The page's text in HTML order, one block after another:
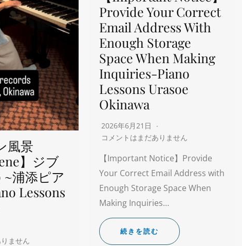
風景
】ジブ
~浦添ピア
Lessons
ません
Provide Your Correct
Email Address With
Enough Storage
Space When Making
Inquiries-Piano
Lessons Urasoe
Okinawa
2026年6月21日
コメントはまだありません
【Important Notice】Provide
Your Correct Email Address with
Enough Storage Space When
Making Inquiries…
続きを読む